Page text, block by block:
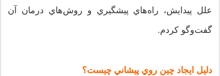
علل پيدايش، راه‌هاي پيشگيري و روش‌هاي درمان آن
گفت‌وگو كردم.
دليل ايجاد چين‌ روي پيشاني چيست؟